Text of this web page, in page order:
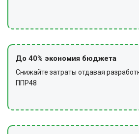
До 40% экономия бюджета
Снижайте затраты отдавая
ППР48